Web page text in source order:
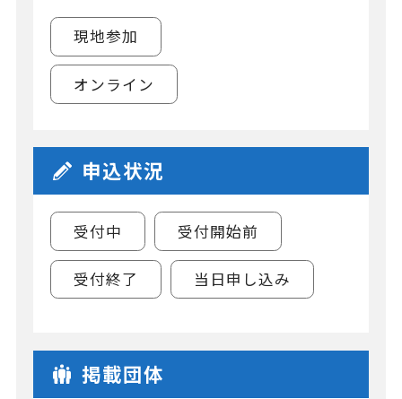
現地参加
オンライン
申込状況
受付中 受付開始前
受付終了 当日申し込み
掲載団体